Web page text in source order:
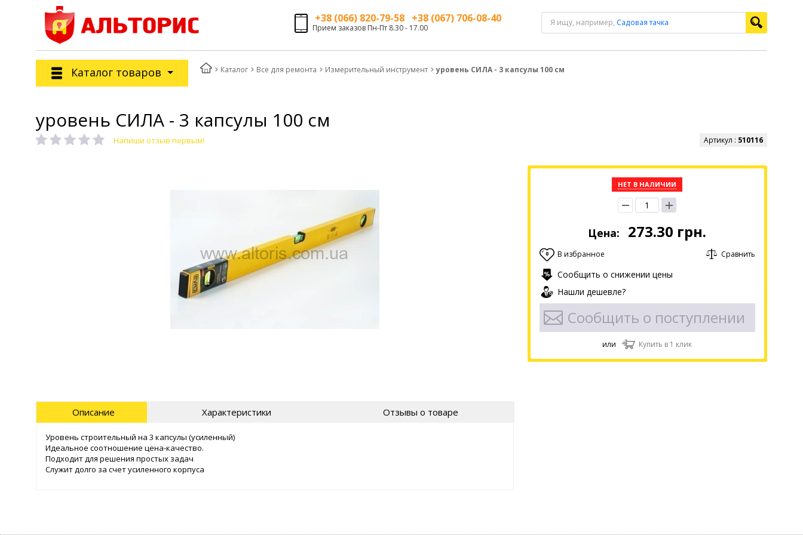
+38 (066) 820-79-58 +38 (067) 706-08-40
Прием заказов Пн-Пт 8.30 - 17.00
Я ищу, например, Садовая тачка
Каталог товаров Каталог Все для ремонта Измерительный инструмент уровень СИЛА - 3 капсулы 100 см
уровень СИЛА - 3 капсулы 100 см
Напиши отзыв первым! Артикул : 510116
НЕТ В НАЛИЧИИ
Цена: 273.30 грн.
0 В избранное Сравнить
Сообщить о снижении цены
Нашли дешевле?
Сообщить о поступлении
или Купить в 1 клик
Описание Характеристики Отзывы о товаре
Уровень строительный на 3 капсулы (усиленный)
Идеальное соотношение цена-качество.
Подходит для решения простых задач
Служит долго за счет усиленного корпуса